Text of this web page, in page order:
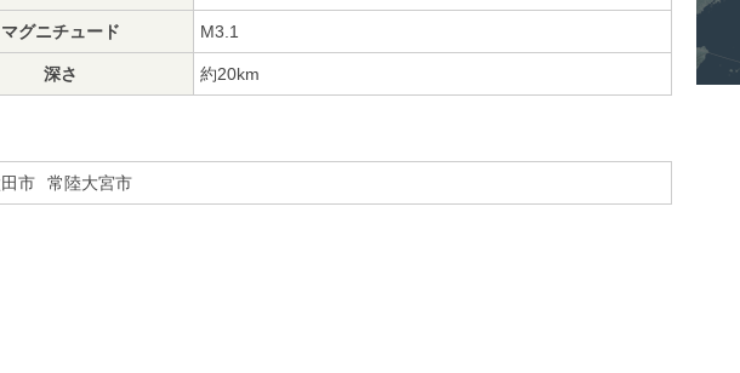
マグニチュード M3.1
深さ 約20km
市 常陸大宮市